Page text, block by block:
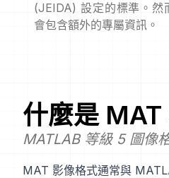
(JEIDA) 設定的標準。然
會包含額外的專屬資訊。
什麼是 MAT
MATLAB 等級 5 圖像
MAT 影像格式通常與